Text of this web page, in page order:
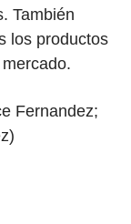
También
los productos
Fernandez;